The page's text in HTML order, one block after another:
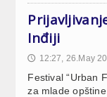
Inđiji
🕔 12:27, 26.May
Festival “Urban
za mlade